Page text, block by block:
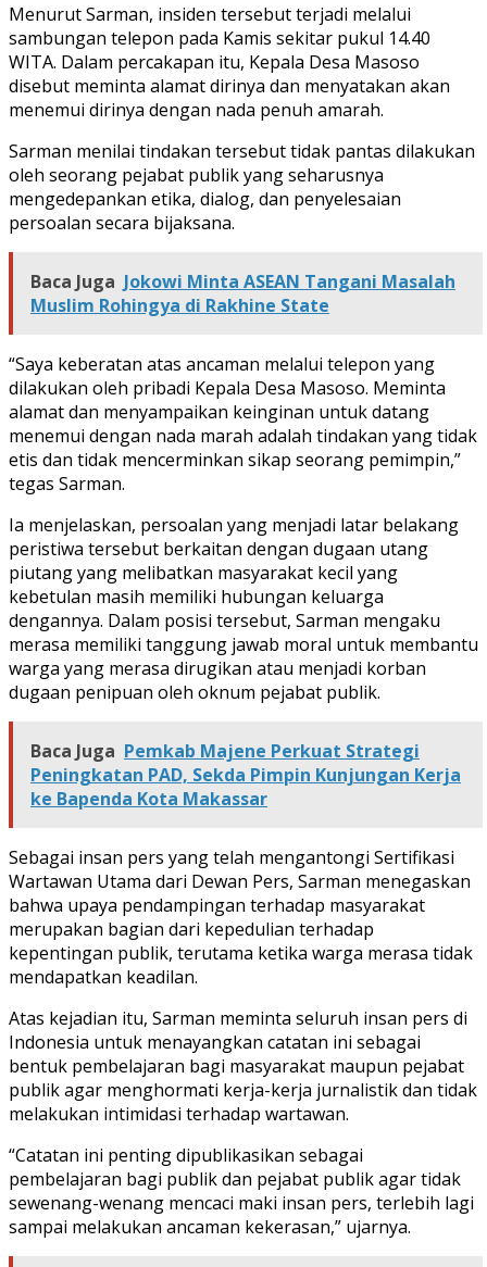
Menurut Sarman, insiden tersebut terjadi melalui
sambungan telepon pada Kamis sekitar pukul 14.40
WITA. Dalam percakapan itu, Kepala Desa Masoso
disebut meminta alamat dirinya dan menyatakan akan
menemui dirinya dengan nada penuh amarah.
Sarman menilai tindakan tersebut tidak pantas dilakukan
oleh seorang pejabat publik yang seharusnya
mengedepankan etika, dialog, dan penyelesaian
persoalan secara bijaksana.
Baca Juga Jokowi Minta ASEAN Tangani Masalah
Muslim Rohingya di Rakhine State
“Saya keberatan atas ancaman melalui telepon yang
dilakukan oleh pribadi Kepala Desa Masoso. Meminta
alamat dan menyampaikan keinginan untuk datang
menemui dengan nada marah adalah tindakan yang tidak
etis dan tidak mencerminkan sikap seorang pemimpin,”
tegas Sarman.
Ia menjelaskan, persoalan yang menjadi latar belakang
peristiwa tersebut berkaitan dengan dugaan utang
piutang yang melibatkan masyarakat kecil yang
kebetulan masih memiliki hubungan keluarga
dengannya. Dalam posisi tersebut, Sarman mengaku
merasa memiliki tanggung jawab moral untuk membantu
warga yang merasa dirugikan atau menjadi korban
dugaan penipuan oleh oknum pejabat publik.
Baca Juga Pemkab Majene Perkuat Strategi
Peningkatan PAD, Sekda Pimpin Kunjungan Kerja
ke Bapenda Kota Makassar
Sebagai insan pers yang telah mengantongi Sertifikasi
Wartawan Utama dari Dewan Pers, Sarman menegaskan
bahwa upaya pendampingan terhadap masyarakat
merupakan bagian dari kepedulian terhadap
kepentingan publik, terutama ketika warga merasa tidak
mendapatkan keadilan.
Atas kejadian itu, Sarman meminta seluruh insan pers di
Indonesia untuk menayangkan catatan ini sebagai
bentuk pembelajaran bagi masyarakat maupun pejabat
publik agar menghormati kerja-kerja jurnalistik dan tidak
melakukan intimidasi terhadap wartawan.
“Catatan ini penting dipublikasikan sebagai
pembelajaran bagi publik dan pejabat publik agar tidak
sewenang-wenang mencaci maki insan pers, terlebih lagi
sampai melakukan ancaman kekerasan,” ujarnya.